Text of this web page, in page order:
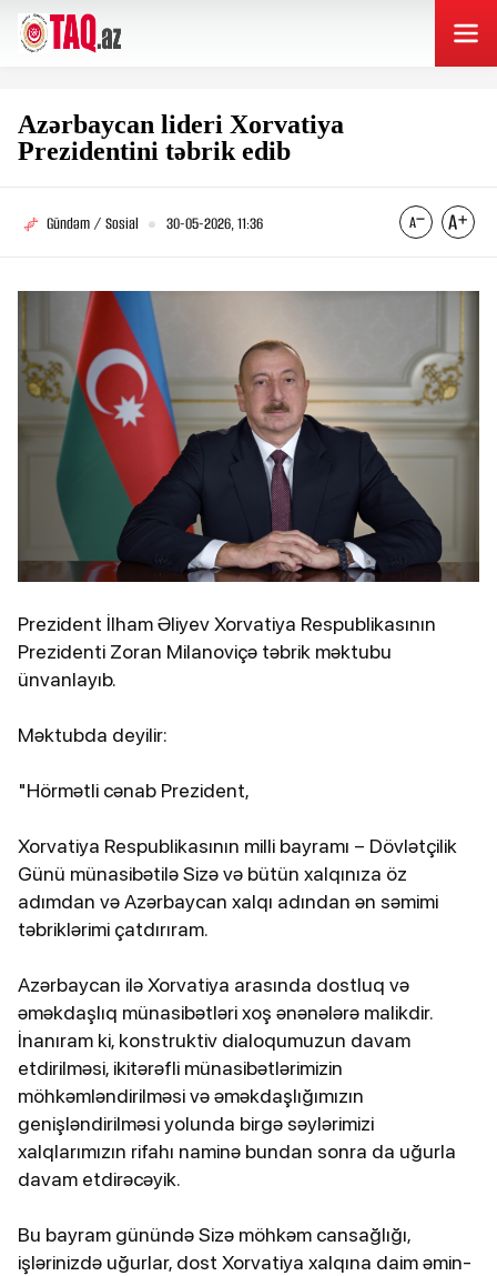
Azərbaycan lideri Xorvatiya
Prezidentini təbrik edib
Gündəm / Sosial 30-05-2026, 11:36
Prezident İlham Əliyev Xorvatiya Respublikasının
Prezidenti Zoran Milanoviçə təbrik məktubu
ünvanlayıb.
Məktubda deyilir:
"Hörmətli cənab Prezident,
Xorvatiya Respublikasının milli bayramı – Dövlətçilik
Günü münasibətilə Sizə və bütün xalqınıza öz
adımdan və Azərbaycan xalqı adından ən səmimi
təbriklərimi çatdırıram.
Azərbaycan ilə Xorvatiya arasında dostluq və
əməkdaşlıq münasibətləri xoş ənənələrə malikdir.
İnanıram ki, konstruktiv dialoqumuzun davam
etdirilməsi, ikitərəfli münasibətlərimizin
möhkəmləndirilməsi və əməkdaşlığımızın
genişləndirilməsi yolunda birgə səylərimizi
xalqlarımızın rifahı naminə bundan sonra da uğurla
davam etdirəcəyik.
Bu bayram günündə Sizə möhkəm cansağlığı,
işlərinizdə uğurlar, dost Xorvatiya xalqına daim əmin-